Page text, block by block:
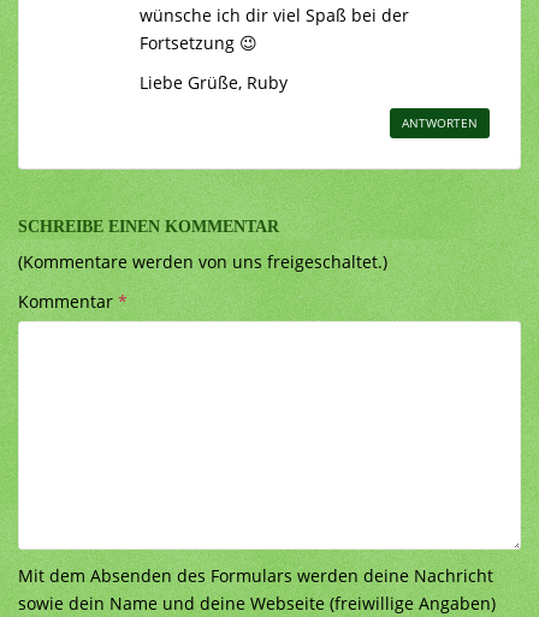
wünsche ich dir viel Spaß bei der
Fortsetzung 😉
Liebe Grüße, Ruby
ANTWORTEN
SCHREIBE EINEN KOMMENTAR
(Kommentare werden von uns freigeschaltet.)
Kommentar*
Mit dem Absenden des Formulars werden deine Nachricht
sowie dein Name und deine Webseite (freiwillige Angaben)